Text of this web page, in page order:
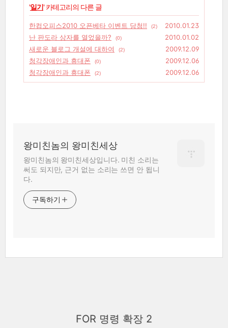
'일기' 카테고리의 다른 글
한컴오피스2010 오픈베타 이벤트 당첨!! (2)
2010.01.23
난 판도라 상자를 열었을까?
(0)
2010.01.02
새로운 블로그 개설에 대하여
(2)
2009.12.09
청각장애인과 휴대폰
(0)
2009.12.06
청각장애인과 휴대폰
(2) 2009.12.06
왕미친놈의 왕미친세상
왕미친놈의 왕미친세상입니다. 미친 소리는
써도 되지만, 근거 없는 소리는 쓰면 안 됩니
다.
구독하기
FOR 명령 확장 2